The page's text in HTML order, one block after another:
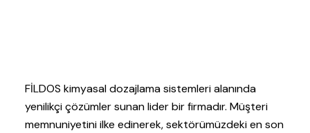
FİLDOS kimyasal dozajlama sistemleri alanında
yenilikçi çözümler sunan lider bir firmadır. Müşteri
memnuniyetini ilke edinerek, sektörümüzdeki en son